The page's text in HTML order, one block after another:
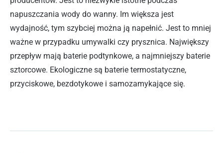
napuszczania wody do wanny. Im większa jest
wydajność, tym szybciej można ją napełnić. Jest to mniej
ważne w przypadku umywalki czy prysznica. Największy
przepływ mają baterie podtynkowe, a najmniejszy baterie
sztorcowe. Ekologiczne są baterie termostatyczne,
przyciskowe, bezdotykowe i samozamykające się.